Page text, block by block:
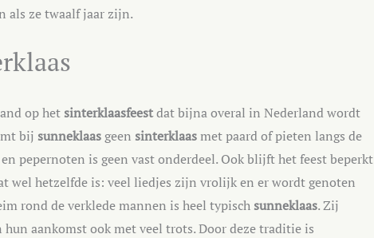
als ze twaalf jaar zijn.
op het sinterklaasfeestdat bijna overal in Nederland wordt
bij sunneklaas geen sinterklaasmet paard of pieten langs de
pepernoten is geen vast onderdeel. Ook blijft het feest beperkt
wel hetzelfde is: veel liedjes zijn vrolijk en er wordt genoten
rond de verklede mannen is heel typisch sunneklaas. Zij
aankomst ook met veel trots. Door deze traditie is